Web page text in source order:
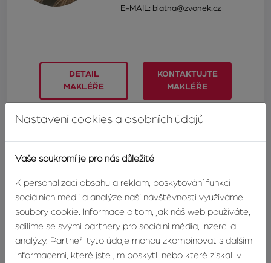
E-MAIL: blatna@zvonek.cz
DETAIL
MAKLÉŘE
KONTAKTUJTE
MAKLÉŘE
Odpovědní formulář
Máte zájem o tuto nemovitost? Napište nám a náš makléř
se vám co nejdříve ozve.
Příjmení
Nastavení cookies a osobních údajů
Vaše soukromí je pro nás důležité
K personalizaci obsahu a reklam, poskytování funkcí
sociálních médií a analýze naší návštěvnosti využíváme
soubory cookie. Informace o tom, jak náš web používáte,
sdílíme se svými partnery pro sociální média, inzerci a
analýzy. Partneři tyto údaje mohou zkombinovat s dalšími
informacemi, které jste jim poskytli nebo které získali v